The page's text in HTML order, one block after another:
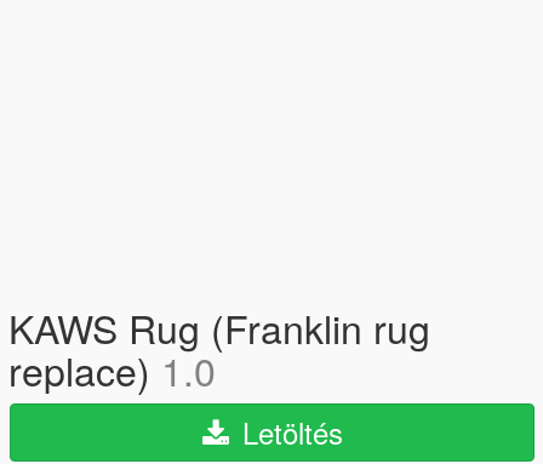
KAWS Rug (Franklin rug
replace) 1.0
Letöltés